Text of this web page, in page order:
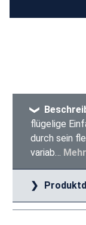
flügelige
durch sein
variab… Mehr